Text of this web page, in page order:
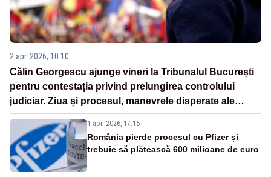
2 apr. 2026, 10:10
Călin Georgescu ajunge vineri la Tribunalul București
pentru contestația privind prelungirea controlului
judiciar. Ziua și procesul, manevrele disperate ale
Sistemului
1 apr. 2026, 17:16
România pierde procesul cu Pfizer și
trebuie să plătească 600 milioane de euro